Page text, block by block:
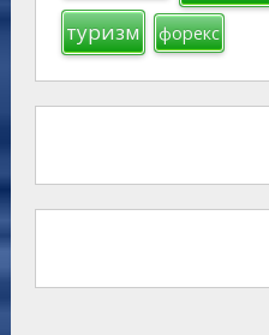
туризм форекс